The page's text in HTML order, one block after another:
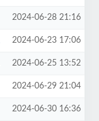
2024-06-28 21:16
2024-06-23 17:06
2024-06-25 13:52
2024-06-29 21:04
2024-06-30 16:36